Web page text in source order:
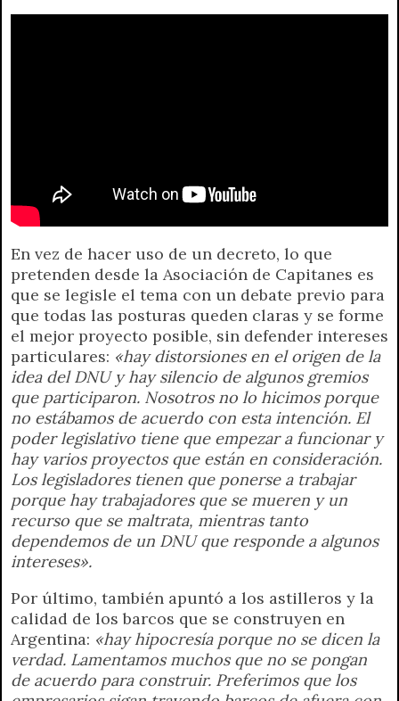
En vez de hacer uso de un decreto, lo que
pretenden desde la Asociación de Capitanes es
que se legisle el tema con un debate previo para
que todas las posturas queden claras y se forme
el mejor proyecto posible, sin defender intereses
particulares: «hay distorsiones en el origen de la
idea del DNU y hay silencio de algunos gremios
que participaron. Nosotros no lo hicimos porque
no estábamos de acuerdo con esta intención. El
poder legislativo tiene que empezar a funcionar y
hay varios proyectos que están en consideración.
Los legisladores tienen que ponerse a trabajar
porque hay trabajadores que se mueren y un
recurso que se maltrata, mientras tanto
dependemos de un DNU que responde a algunos
intereses».
Por último, también apuntó a los astilleros y la
calidad de los barcos que se construyen en
Argentina: «hay hipocresía porque no se dicen la
verdad. Lamentamos muchos que no se pongan
de acuerdo para construir. Preferimos que los